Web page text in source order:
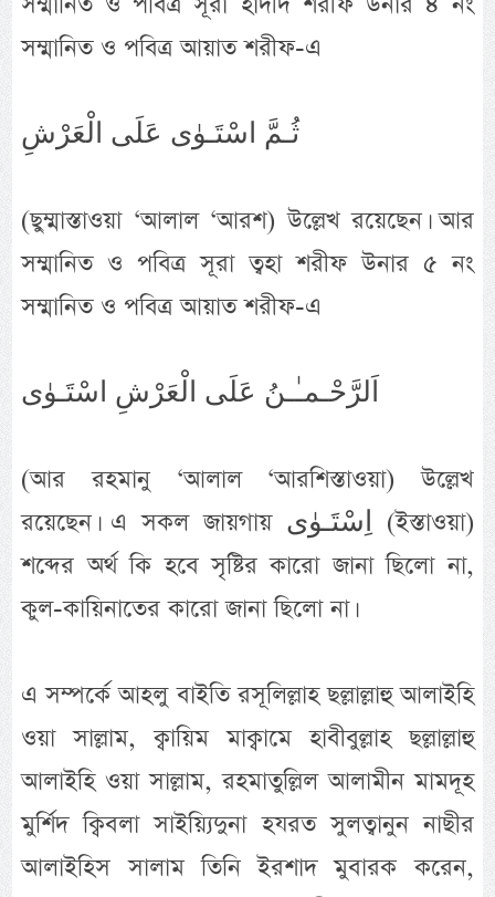
সম্মানিত ও পবিত্র আয়াত শরীফ-এ
ثُـمَّ اسْتَـوٰى عَلَى الْعَرْشِ
(ছুম্মাস্তাওয়া ‘আলাল ‘আরশ) উল্লেখ রয়েছেন। আর
সম্মানিত ও পবিত্র সূরা ত্বহা শরীফ উনার ৫ নং
সম্মানিত ও পবিত্র আয়াত শরীফ-এ
اَلرَّحْـمـٰـنُ عَلَى الْعَرْشِ اسْتَـوٰى
(আর রহমানু ‘আলাল ‘আরশিস্তাওয়া) উল্লেখ
রয়েছেন। এ সকল জায়গায় اِسْتَـوٰى (ইস্তাওয়া)
শব্দের অর্থ কি হবে সৃষ্টির কারো জানা ছিলো না,
কুল-কায়িনাতের কারো জানা ছিলো না।
এ সম্পর্কে আহলু বাইতি রসূলিল্লাহ ছল্লাল্লাহু আলাইহি
ওয়া সাল্লাম, ক্বায়িম মাক্বামে হাবীবুল্লাহ ছল্লাল্লাহু
আলাইহি ওয়া সাল্লাম, রহমাতুল্লিল আলামীন মামদূহ
মুর্শিদ ক্বিবলা সাইয়্যিদুনা হযরত সুলত্বানুন নাছীর
আলাইহিস সালাম তিনি ইরশাদ মুবারক করেন,